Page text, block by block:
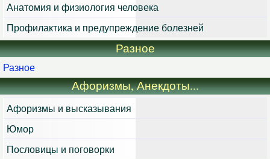
Анатомия и физиология человека
Профилактика и предупреждение болезней
Разное
Разное
Афоризмы, Анекдоты...
Афоризмы и высказывания
Юмор
Пословицы и поговорки